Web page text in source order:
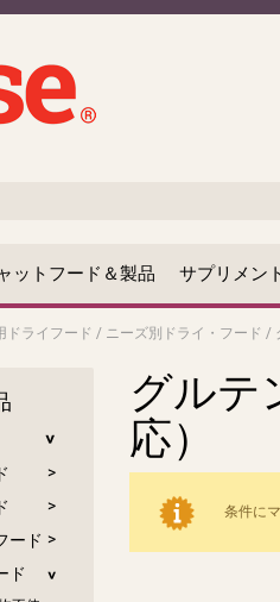
ットフード＆製品 サプリメン
ドライフード / ニーズ別ドライ・フード /
グルテ
応）
条件に
ード
ド